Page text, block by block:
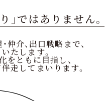
」ではありません。
仲介、出口戦略まで、
たします。
をともに目指し、
伴走してまいります。